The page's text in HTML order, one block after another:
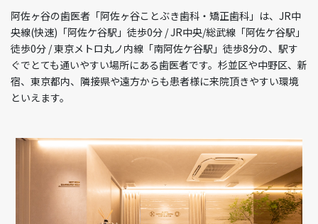
阿佐ヶ谷の歯医者「阿佐ヶ谷ことぶき歯科・矯正歯科」は、JR中
央線(快速)「阿佐ケ谷駅」徒歩0分 / JR中央/総武線「阿佐ケ谷駅」
徒歩0分 / 東京メトロ丸ノ内線「南阿佐ケ谷駅」徒歩8分の、駅す
ぐでとても通いやすい場所にある歯医者です。杉並区や中野区、新
宿、東京都内、隣接県や遠方からも患者様に来院頂きやすい環境
といえます。